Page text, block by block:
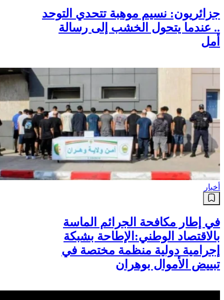
جزائريون: نسيم موهبة تتحدي التوحد
.. عندما يتحول الخشب إلى رسالة
أمل
أخبار
في إطار مكافحة الجرائم الماسة
بالاقتصاد الوطني:الإطاحة بشبكة
إجرامية دولية منظمة مختصة في
تبييض الأموال بوهران